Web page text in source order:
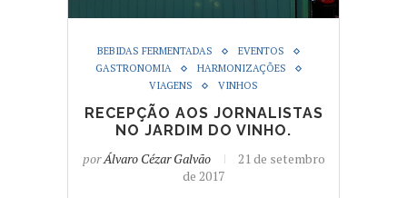
BEBIDAS FERMENTADAS
EVENTOS
GASTRONOMIA
HARMONIZAÇÕES
VIAGENS
VINHOS
RECEPÇÃO AOS JORNALISTAS
NO JARDIM DO VINHO.
porÁlvaro Cézar Galvão
21 de setembro
de 2017